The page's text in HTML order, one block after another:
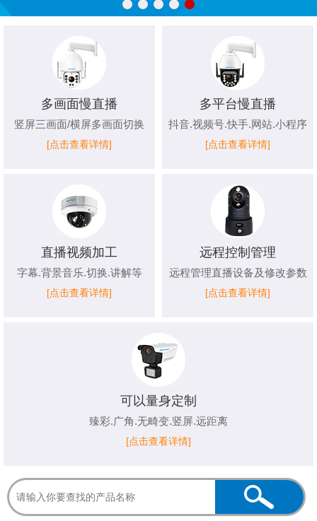
多画面慢直播
竖屏三画面/横屏多画面切换
[点击查看详情]
多平台慢直播
抖音.视频号.快手.网站.小程序
[点击查看详情]
直播视频加工
字幕.背景音乐.切换.讲解等
[点击查看详情]
远程控制管理
远程管理直播设备及修改参数
[点击查看详情]
可以量身定制
臻彩.广角.无畸变.竖屏.远距离
[点击查看详情]